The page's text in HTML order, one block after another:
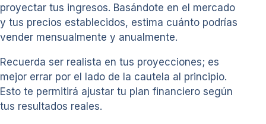
proyectar tus ingresos. Basándote en el mercado
y tus precios establecidos, estima cuánto podrías
vender mensualmente y anualmente.
Recuerda ser realista en tus proyecciones; es
mejor errar por el lado de la cautela al principio.
Esto te permitirá ajustar tu plan financiero según
tus resultados reales.